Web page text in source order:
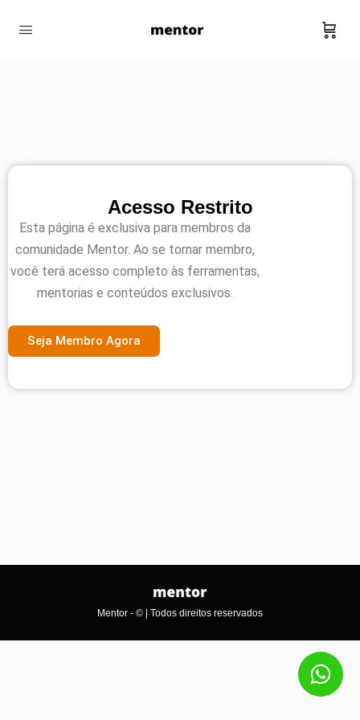
Acesso Restrito
Esta página é exclusiva para membros da
comunidade Mentor. Ao se tornar membro,
você terá acesso completo às ferramentas,
mentorias e conteúdos exclusivos.
Seja Membro Agora
Mentor - © | Todos direitos reservados